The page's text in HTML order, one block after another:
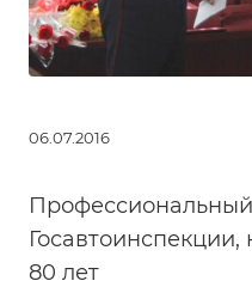
06.07.2016
80 лет